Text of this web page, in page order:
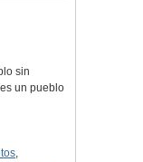
sin
un pueblo
,